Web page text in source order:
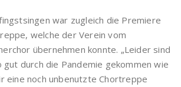
war zugleich die Premiere
welche der Verein vom
übernehmen konnte. „Leider sind
gut durch die Pandemie gekommen wie
eine noch unbenutzte Chortreppe